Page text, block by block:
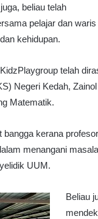
beliau telah
pelajar dan waris
kehidupan.
telah
Negeri Kedah,
Matematik.
kerana
menangani
UUM.
Beliau